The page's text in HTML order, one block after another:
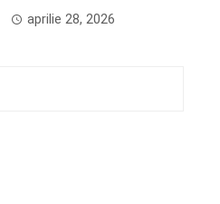
aprilie 28, 2026